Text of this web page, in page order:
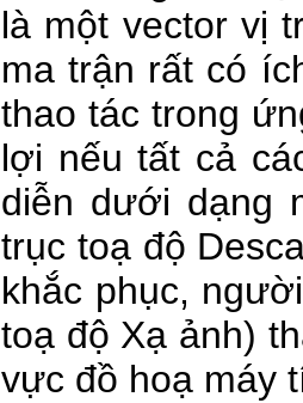
là một vector vị
ma trận rất có
thao tác trong
lợi nếu tất cả
diễn dưới dạng
trục toạ độ
khắc phục,
toạ độ Xạ ảnh)
vực đồ hoạ máy